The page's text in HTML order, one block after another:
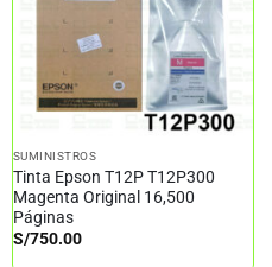
SUMINISTROS
Tinta Epson T12P T12P300
Magenta Original 16,500
Páginas
S/750.00